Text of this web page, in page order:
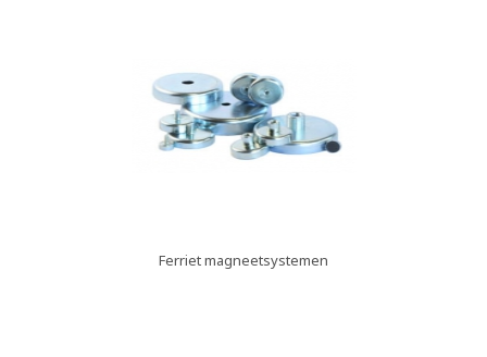
Ferriet magneetsystemen